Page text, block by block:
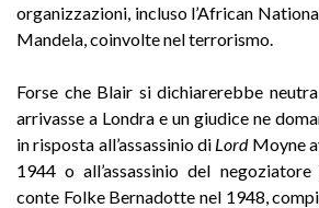
organizzazioni, incluso l’African
Mandela, coinvolte nel terrorismo.
Forse che Blair si dichiarerebbe
arrivasse a Londra e un giudice ne
in risposta all’assassinio di Lord Moyne
1944 o all’assassinio del
conte Folke Bernadotte nel 1948,